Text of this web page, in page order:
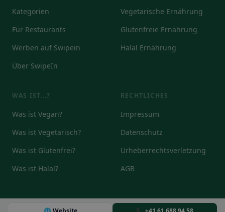
Kategorien
Für Restaurants
Werben auf Swipein
Über SwipeIn
Vegetarische Ernährung
Glutenfreie Ernährung
Halal Ernährung
WAS IST...?
Was ist Vegan?
Was ist Vegetarisch?
Was ist Glutenfrei?
Was ist Halal?
RECHTLICHES
Impressum
Datenschutz
Urheberrechtsverletzung
AGB